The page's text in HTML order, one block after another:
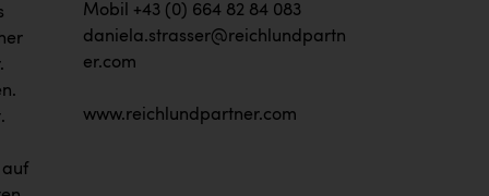
auf
Mobil +43 (0) 664 82 84 083
daniela.strasser@reichlundpartn
er.com
www.reichlundpartner.com